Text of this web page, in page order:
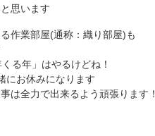
思います
作業部屋(通称：織り部屋)も
る年」はやるけどね！
にお休みになります
は全力で出来るよう頑張ります！